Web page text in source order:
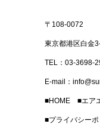
〒108-0072
東京都港区白金
TEL：03-3698-
E-mail：
■HOME ■エア
■プライバシー